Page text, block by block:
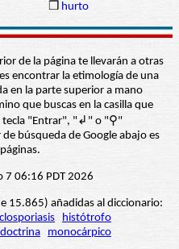
❒ hurto
de la página te llevarán a otras
encontrar la etimología de una
en la parte superior a mano
que buscas en la casilla que
tecla "Entrar", "↲" o "⚲"
búsqueda de Google abajo es
7 06:16 PDT 2026
15.865) añadidas al diccionario:
histótrofo
doctrina monocárpico